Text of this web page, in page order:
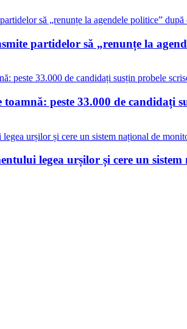
partidelor să „renunțe la
toamnă: peste 33.000 de candidați
legea urșilor și cere un